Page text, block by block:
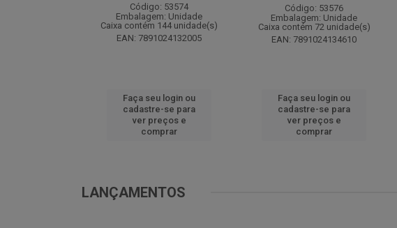
Código: 53574
Embalagem: Unidade
Caixa contém 144 unidade(s)
EAN: 7891024132005
Faça seu login ou
cadastre-se para
ver preços e
comprar
Código: 53576
Embalagem: Unidade
Caixa contém 72 unidade(s)
EAN: 7891024134610
Faça seu login ou
cadastre-se para
ver preços e
comprar
LANÇAMENTOS